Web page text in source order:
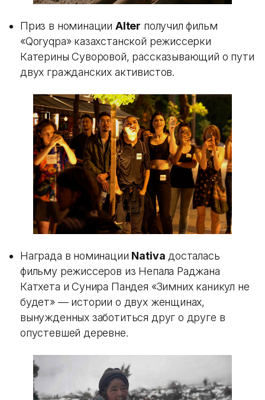
Приз в номинации Alter получил фильм
«Qoryqpa» казахстанской режиссерки
Катерины Суворовой, рассказывающий о пути
двух гражданских активистов.
Награда в номинации Nativa досталась
фильму режиссеров из Непала Раджана
Катхета и Сунира Пандея «Зимних каникул не
будет» — истории о двух женщинах,
вынужденных заботиться друг о друге в
опустевшей деревне.